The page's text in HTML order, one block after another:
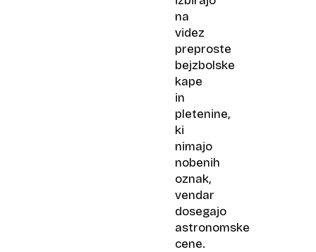
na
videz
preproste
bejzbolske
kape
in
pletenine,
ki
nimajo
nobenih
oznak,
vendar
dosegajo
astronomske
cene.